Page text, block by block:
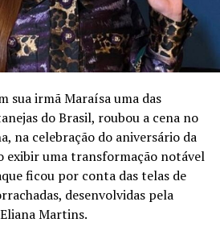
sua irmã Maraísa uma das
do Brasil, roubou a cena no
na celebração do aniversário da
exibir uma transformação notável
ficou por conta das telas de
desenvolvidas pela
Martins.